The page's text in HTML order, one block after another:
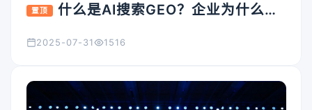
置顶
什么是AI搜索GEO？企业为什么要
2025-07-31 1516